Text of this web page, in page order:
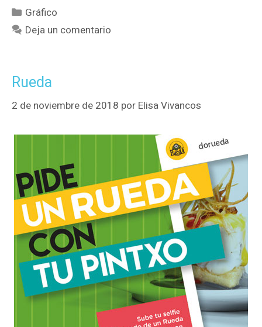
Gráfico
Deja un comentario
Rueda
2 de noviembre de 2018 por Elisa Vivancos